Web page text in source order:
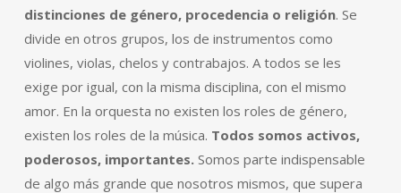
distinciones de género, procedencia o religión. Se
divide en otros grupos, los de instrumentos como
violines, violas, chelos y contrabajos. A todos se les
exige por igual, con la misma disciplina, con el mismo
amor. En la orquesta no existen los roles de género,
existen los roles de la música. Todos somos activos,
poderosos, importantes.Somos parte indispensable
de algo más grande que nosotros mismos, que supera